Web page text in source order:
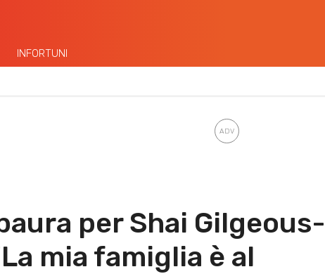
INFORTUNI
per Shai Gilgeous-
mia famiglia è al